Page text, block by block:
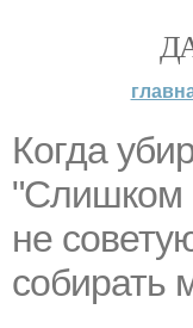
Когда
"Слишком
не
собирать